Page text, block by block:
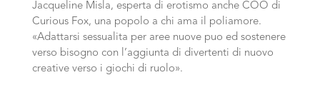
Jacqueline Misla, esperta di erotismo anche COO di
Curious Fox, una popolo a chi ama il poliamore.
«Adattarsi sessualita per aree nuove puo ed sostenere
verso bisogno con l’aggiunta di divertenti di nuovo
creative verso i giochi di ruolo».